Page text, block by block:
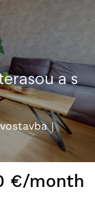
byty
Ružinov
€/month